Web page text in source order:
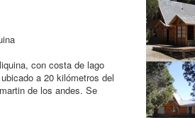
con costa de lago
a 20 kilómetros del
de los andes. Se